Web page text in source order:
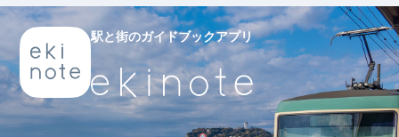
駅と街のガイドブックアプリ